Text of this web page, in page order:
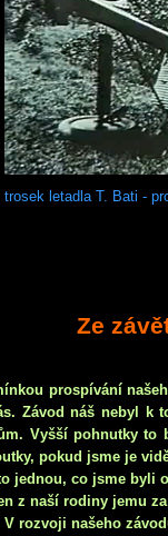
trosek letadla T. Bati -
Ze
prospívání
Závod náš nebyl k
Vyšší pohnutky to
pokud jsme je
jednou, co jsme byli
z naší rodiny jemu
rozvoji našeho